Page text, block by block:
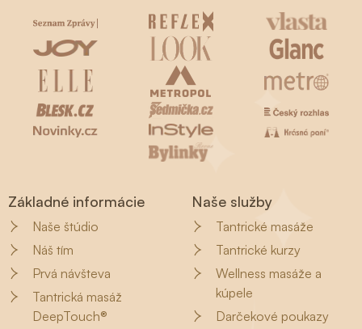
Základné informácie
Naše štúdio
Náš tím
Prvá návšteva
Tantrická masáž
DeepTouch®
Naše služby
Tantrické masáže
Tantrické kurzy
Wellness masáže a
kúpele
Darčekové poukazy